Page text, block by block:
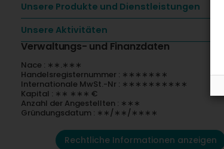
Unsere Produkte und Dienstleistungen
Unsere Aktivitäten
Verwaltungs- und Finanzdaten
Nace : ∗∗.∗∗∗
Handelsregisternummer : ∗∗∗∗∗∗∗
Internationale MwSt.-Nr : ∗∗∗∗∗∗∗∗∗∗
Kapital : ∗∗ ∗∗∗ €
Anzahl der Angestellten : ∗∗∗
Gründungsdatum : ∗∗/∗∗/∗∗∗∗
Rechtliche Informationen anzeigen